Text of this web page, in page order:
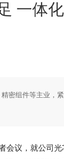
一体
密组件等主业，
会议，就公司